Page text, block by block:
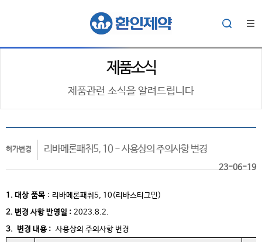
제품소식
제품관련 소식을 알려드립니다
허가변경 리바메론패취5, 10 - 사용상의 주의사항 변경
23-06-19
1. 대상 품목 : 리바메론패취5, 10(리바스티그민)
2. 변경 사항 반영일 : 2023.8.2.
3. 변경 내용 : 사용상의 주의사항 변경